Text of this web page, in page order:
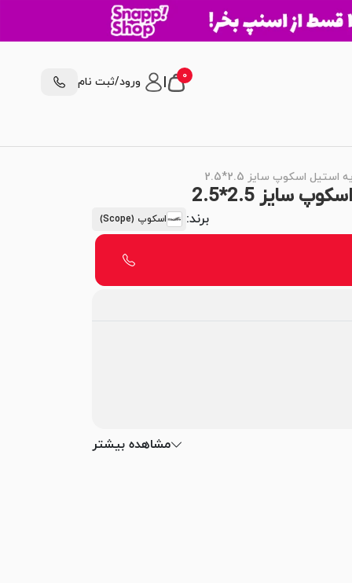
0
| ورود/ثبت نام
اسکوپ سایز 2.5*2.5
سایز 2.5*2.5
برند: اسکوپ (Scope)
مشاهده بیشتر